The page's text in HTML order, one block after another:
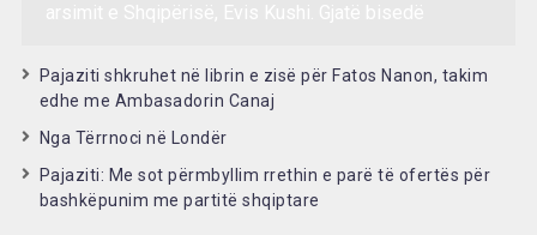
Pajaziti shkruhet në librin e zisë për Fatos Nanon, takim
edhe me Ambasadorin Canaj
Nga Tërrnoci në Londër
Pajaziti: Me sot përmbyllim rrethin e parë të ofertës për
bashkëpunim me partitë shqiptare